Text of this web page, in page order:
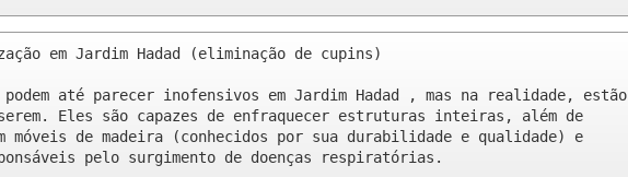
em Jardim Hadad (eliminação de cupins)
podem até parecer inofensivos em Jardim Hadad , mas na realidade, estão
Eles são capazes de enfraquecer estruturas inteiras, além de
móveis de madeira (conhecidos por sua durabilidade e qualidade) e
pelo surgimento de doenças respiratórias.